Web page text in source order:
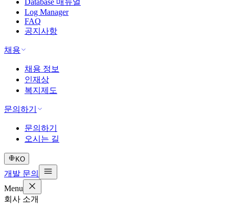
Database 매뉴얼
Log Manager
FAQ
공지사항
채용
채용 정보
인재상
복지제도
문의하기
문의하기
오시는 길
KO
개발 문의
Menu
회사 소개